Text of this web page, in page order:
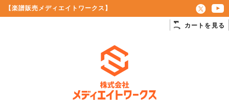
【楽譜販売メディエイトワークス】
カートを見る